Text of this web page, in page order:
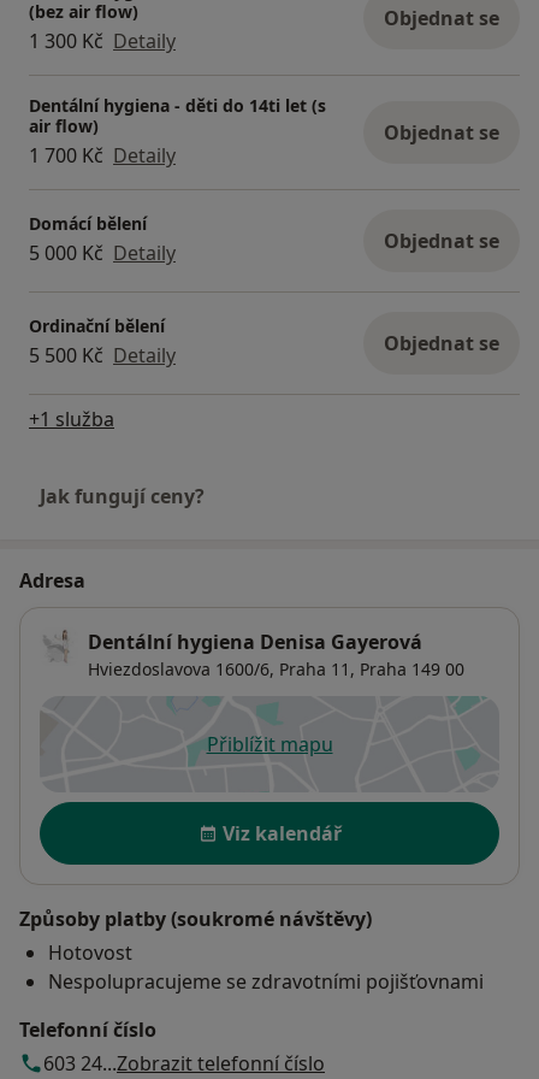
(bez air flow)
1 300 Kč Detaily
Objednat se
Dentální hygiena - děti do 14ti let (s
air flow)
1 700 Kč Detaily
Objednat se
Domácí bělení
5 000 Kč Detaily Objednat se
Ordinační bělení
5 500 Kč Detaily Objednat se
+1 služba
Jak fungují ceny?
Adresa
Dentální hygiena Denisa Gayerová
Hviezdoslavova 1600/6, Praha 11 , Praha 149 00
Přiblížit mapuse otevře v nové záložce
Dostupnost
Viz kalendář
Způsoby platby (soukromé návštěvy)
Hotovost
Nespolupracujeme se zdravotními pojišťovnami
Telefonní číslo
603 24...Zobrazit telefonní číslo